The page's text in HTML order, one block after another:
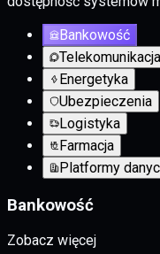
Bankowość
Telekomunikacja
Energetyka
Ubezpieczenia
Logistyka
Farmacja
Platformy
Bankowość
Zobacz więcej